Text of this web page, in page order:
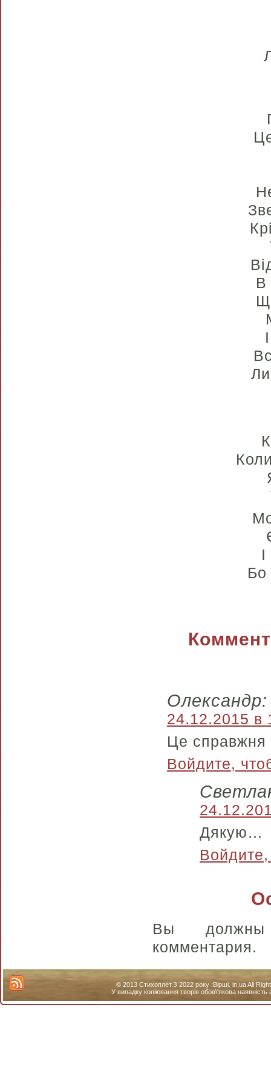
В
Бо
Олександр:
24.12.2015 в
Це справжня
Войдите,
Дякую…
Войдите,
Вы
комментария.
© 2013 Стихоплет.З 2022 року :Вірші. in.ua All
У випадку копіювання творів обов\'якова наявність